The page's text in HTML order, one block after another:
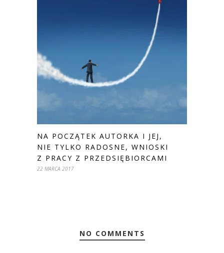
NA POCZĄTEK AUTORKA I JEJ,
NIE TYLKO RADOSNE, WNIOSKI
Z PRACY Z PRZEDSIĘBIORCAMI
22 MARCA 2017
NO COMMENTS